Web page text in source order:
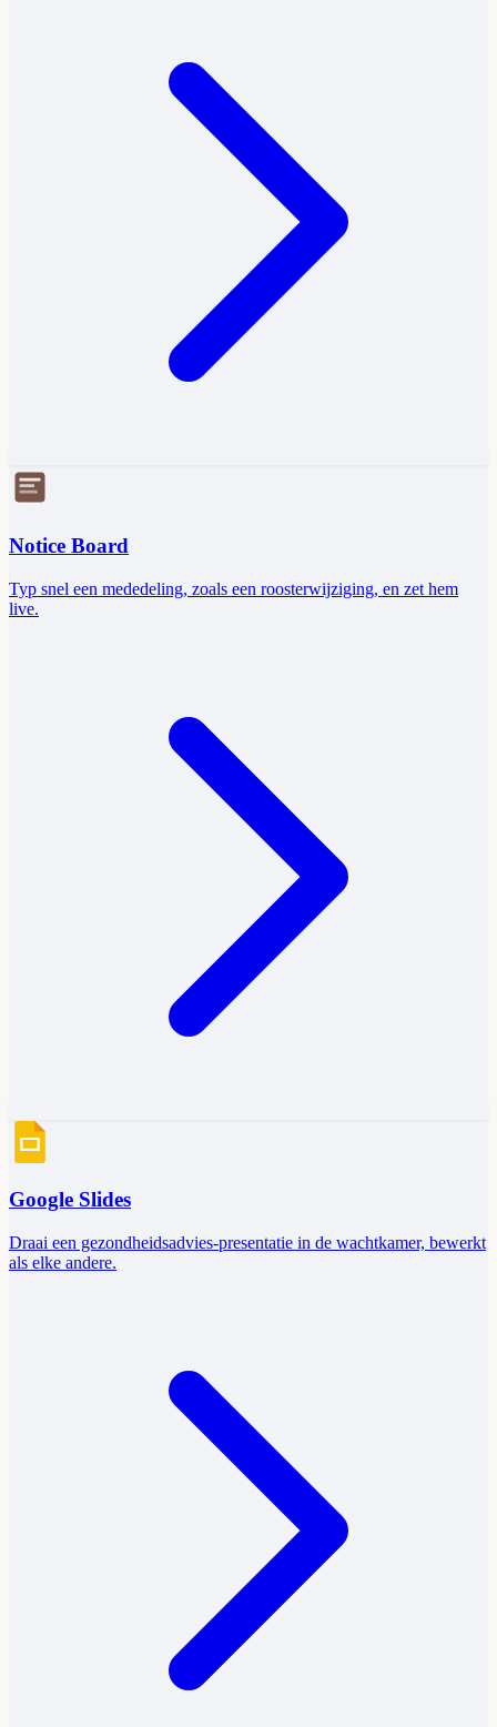
Notice Board
Typ snel een mededeling, zoals een roosterwijziging, en zet hem
live.
Google Slides
Draai een gezondheidsadvies-presentatie in de wachtkamer, bewerkt
als elke andere.